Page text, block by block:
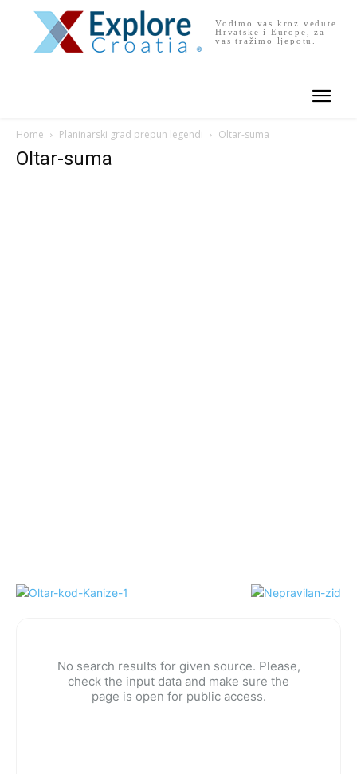
Vodimo vas kroz vedute
Hrvatske i Europe, za
vas tražimo ljepotu.
Home Planinarski grad prepun legendi Oltar-suma
Oltar-suma
No search results for given source. Please,
check the input data and make sure the
page is open for public access.